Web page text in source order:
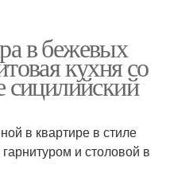
в бежевых
кухня со
сицилийский
в квартире в стиле
и столовой в